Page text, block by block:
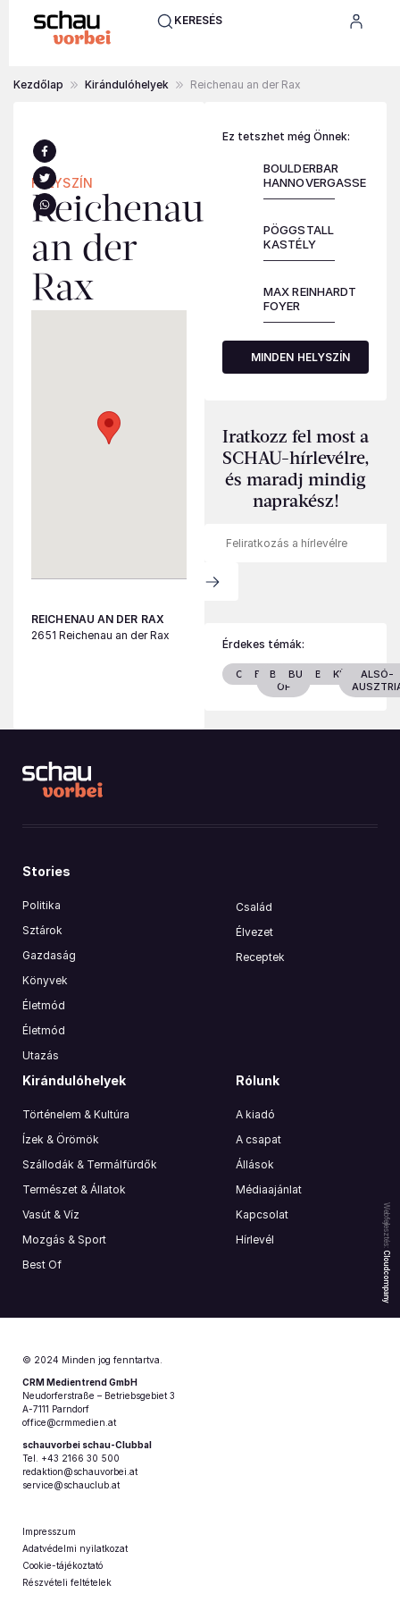
KERESÉS
Kezdőlap Kirándulóhelyek Reichenau an der Rax
HELYSZÍN
Reichenau
an der
Rax
REICHENAU AN DER RAX
2651 Reichenau an der Rax
Ez tetszhet még Önnek:
BOULDERBAR
HANNOVERGASSE
PÖGGSTALL
KASTÉLY
MAX REINHARDT
FOYER
MINDEN HELYSZÍN
Iratkozz fel most a
SCHAU-hírlevélre,
és maradj mindig
naprakész!
Érdekes témák:
CSALÁD
BÉCSBEST
OF
BURGENLAND
BELTÉRIKÜLTÉRIALSÓ-
Webfejlesztés:
Cloudcompany
Stories
Politika
Sztárok
Gazdaság
Könyvek
Életmód
Életmód
Utazás
Család
Élvezet
Receptek
Kirándulóhelyek
Történelem & Kultúra
Ízek & Örömök
Szállodák & Termálfürdők
Természet & Állatok
Vasút & Víz
Mozgás & Sport
Best Of
Rólunk
A kiadó
A csapat
Állások
Médiaajánlat
Kapcsolat
Hírlevél
© 2024 Minden jog fenntartva.
CRM Medientrend GmbH
Neudorferstraße – Betriebsgebiet 3
A-7111 Parndorf
office@crmmedien.at
schauvorbei schau-Clubbal
Tel. +43 2166 30 500
redaktion@schauvorbei.at
service@schauclub.at
Impresszum
Adatvédelmi nyilatkozat
Cookie-tájékoztató
Részvételi feltételek